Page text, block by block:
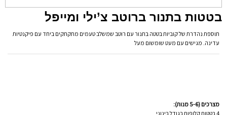
בטטות בתנור ברוטב צ’ילי ומייפל
תוספת נהדרת של קוביות בטטה בתנור עם רוטב שמשלב טעמים מתקתקים ביחד עם פיקנטיות
עדינה. מגישים עם מעט שומשום מעל
מצרכים (5-6 מנות):
4 בטטות קלופות בגודל בינוני